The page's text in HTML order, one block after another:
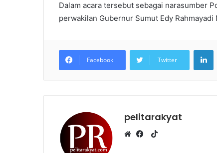
Dalam acara tersebut sebagai narasumber
perwakilan Gubernur Sumut Edy
Facebook Twitter
pelitarakyat
T